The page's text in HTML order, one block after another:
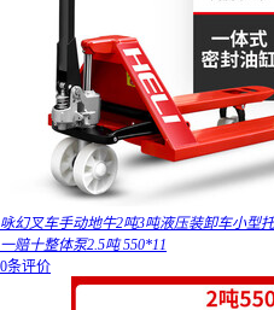
咏幻叉车手动地牛2吨3吨液压装卸车小型
一赔十整体泵2.5吨 550*11
0条评价